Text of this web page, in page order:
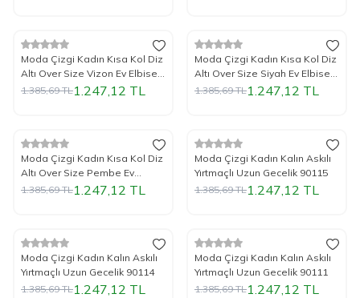
%10İndirim
Yeni
Moda Çizgi Kadın Kısa Kol Diz
Altı Over Size Vizon Ev Elbisesi
- Geceliği 93410
1.385,69TL1.247,12 TL
%10İndirim
Yeni
Moda Çizgi Kadın Kısa Kol Diz
Altı Over Size Siyah Ev Elbisesi
- Geceliği 93410
1.385,69TL1.247,12 TL
%10İndirim
Yeni
Moda Çizgi Kadın Kısa Kol Diz
Altı Over Size Pembe Ev
Elbisesi - Geceliği 93410
1.385,69TL1.247,12 TL
%10İndirim
Yeni
Moda Çizgi Kadın Kalın Askılı
Yırtmaçlı Uzun Gecelik 90115
1.385,69TL1.247,12 TL
%10İndirim
Yeni
Moda Çizgi Kadın Kalın Askılı
Yırtmaçlı Uzun Gecelik 90114
1.385,69TL1.247,12 TL
%10İndirim
Yeni
Moda Çizgi Kadın Kalın Askılı
Yırtmaçlı Uzun Gecelik 90111
1.385,69TL1.247,12 TL